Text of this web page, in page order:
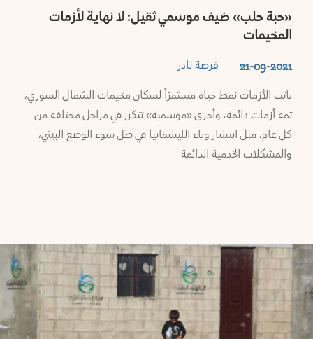
«حبة حلب» ضيف موسمي ثقيل: لا نهاية لأزمات
المخيمات
فرصة نادر 21-09-2021
باتت الأزمات نمط حياة مستمرّاً لسكان مخيمات الشمال السوري،
ثمة أزمات دائمة، وأخرى «موسمية» تتكرر في مراحل مختلفة من
كل عام، مثل انتشار وباء الليشمانيا في ظل سوء الوضع البيئي،
والمشكلات الخدمية الدائمة